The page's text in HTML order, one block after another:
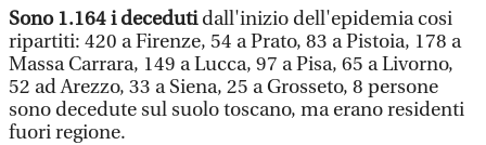
Sono 1.164 i decedutidall'inizio dell'epidemia cosi
ripartiti: 420 a Firenze, 54 a Prato, 83 a Pistoia, 178 a
Massa Carrara, 149 a Lucca, 97 a Pisa, 65 a Livorno,
52 ad Arezzo, 33 a Siena, 25 a Grosseto, 8 persone
sono decedute sul suolo toscano, ma erano residenti
fuori regione.